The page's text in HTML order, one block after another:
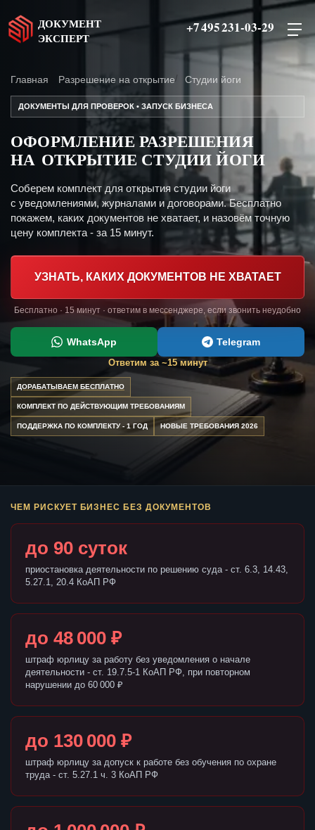
ДОКУМЕНТ
ЭКСПЕРТ
+7 495 231-03-29
Главная Разрешение на открытие Студии йоги
ДОКУМЕНТЫ ДЛЯ ПРОВЕРОК • ЗАПУСК БИЗНЕСА
ОФОРМЛЕНИЕ РАЗРЕШЕНИЯ
НА ОТКРЫТИЕ СТУДИИ ЙОГИ
Соберем комплект для открытия студии йоги
с уведомлениями, журналами и договорами. Бесплатно
покажем, каких документов не хватает, и назовём точную
цену комплекта - за 15 минут.
УЗНАТЬ, КАКИХ ДОКУМЕНТОВ НЕ ХВАТАЕТ
Бесплатно · 15 минут · ответим в мессенджере, если звонить неудобно
WhatsApp Telegram
Ответим за ~15 минут
ДОРАБАТЫВАЕМ БЕСПЛАТНО
КОМПЛЕКТ ПО ДЕЙСТВУЮЩИМ ТРЕБОВАНИЯМ
ПОДДЕРЖКА ПО КОМПЛЕКТУ - 1 ГОД НОВЫЕ ТРЕБОВАНИЯ 2026
ЧЕМ РИСКУЕТ БИЗНЕС БЕЗ ДОКУМЕНТОВ
до 90 суток
приостановка деятельности по решению суда - ст. 6.3, 14.43,
5.27.1, 20.4 КоАП РФ
до 48 000 ₽
штраф юрлицу за работу без уведомления о начале
деятельности - ст. 19.7.5-1 КоАП РФ, при повторном
нарушении до 60 000 ₽
до 130 000 ₽
штраф юрлицу за допуск к работе без обучения по охране
труда - ст. 5.27.1 ч. 3 КоАП РФ